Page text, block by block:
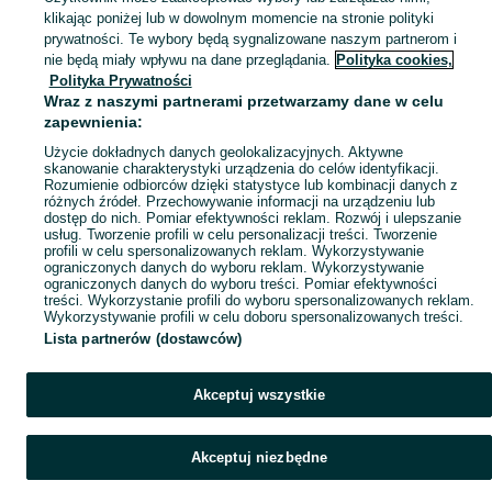
Mapa kategorii
Mapa miejscowości
Mapa ministron
Popularne wyszukiwania
klikając poniżej lub w dowolnym momencie na stronie polityki
prywatności. Te wybory będą sygnalizowane naszym partnerom i
nie będą miały wpływu na dane przeglądania. Polityka cookies,
Polityka Prywatności
Wraz z naszymi partnerami przetwarzamy dane w celu
zapewnienia:
Użycie dokładnych danych geolokalizacyjnych. Aktywne
skanowanie charakterystyki urządzenia do celów identyfikacji.
Rozumienie odbiorców dzięki statystyce lub kombinacji danych z
różnych źródeł. Przechowywanie informacji na urządzeniu lub
dostęp do nich. Pomiar efektywności reklam. Rozwój i ulepszanie
usług. Tworzenie profili w celu personalizacji treści. Tworzenie
profili w celu spersonalizowanych reklam. Wykorzystywanie
ograniczonych danych do wyboru reklam. Wykorzystywanie
ograniczonych danych do wyboru treści. Pomiar efektywności
treści. Wykorzystanie profili do wyboru spersonalizowanych reklam.
Wykorzystywanie profili w celu doboru spersonalizowanych treści.
Lista partnerów (dostawców)
Akceptuj wszystkie
Akceptuj niezbędne